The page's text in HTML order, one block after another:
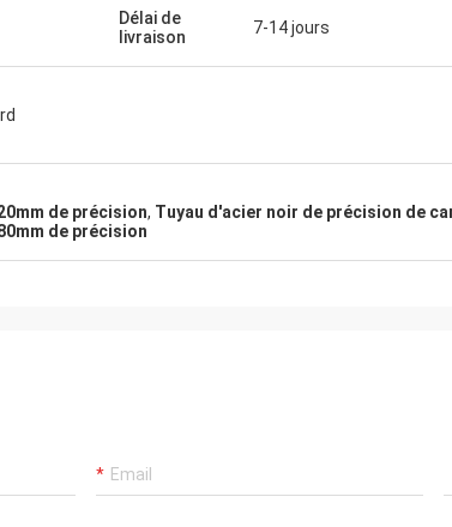
Délai de
livraison
7-14 jours
de précision, Tuyau d'acier noir de précision de
de précision